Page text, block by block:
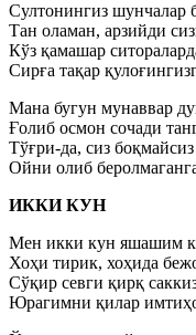
Султонингиз шунчалар
Тан оламан, арзийди
Кўз қамашар
Сирға тақар
Мана бугун мунаввар
Ғолиб осмон сочади
Тўғри-да, сиз
Ойни олиб
ИККИ КУН
Мен икки кун яшашим
Хоҳи тирик, хоҳида
Сўқир севги қирқ
Юрагимни қилар